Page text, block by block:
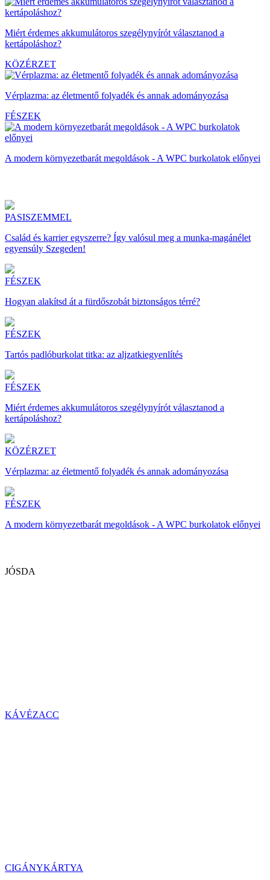
Miért érdemes akkumulátoros szegélynyírót választanod a
kertápoláshoz?
KÖZÉRZET
Vérplazma: az életmentő folyadék és annak adományozása
FÉSZEK
A modern környezetbarát megoldások - A WPC burkolatok előnyei
PASISZEMMEL
Család és karrier egyszerre? Így valósul meg a munka-magánélet
egyensúly Szegeden!
FÉSZEK
Hogyan alakítsd át a fürdőszobát biztonságos térré?
FÉSZEK
Tartós padlóburkolat titka: az aljzatkiegyenlítés
FÉSZEK
Miért érdemes akkumulátoros szegélynyírót választanod a
kertápoláshoz?
KÖZÉRZET
Vérplazma: az életmentő folyadék és annak adományozása
FÉSZEK
A modern környezetbarát megoldások - A WPC burkolatok előnyei
JÓSDA
KÁVÉZACC
CIGÁNYKÁRTYA